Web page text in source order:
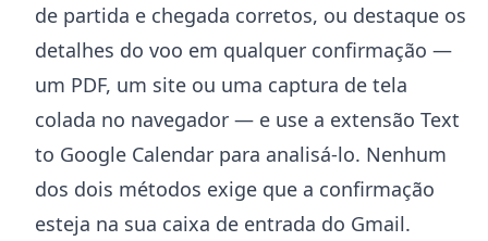
de partida e chegada corretos, ou destaque os
detalhes do voo em qualquer confirmação —
um PDF, um site ou uma captura de tela
colada no navegador — e use a extensão Text
to Google Calendar para analisá-lo. Nenhum
dos dois métodos exige que a confirmação
esteja na sua caixa de entrada do Gmail.